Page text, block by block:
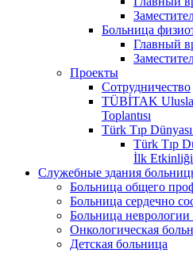
Больница
Главный
Проекты
Сотрудничество
TÜBİTAK
Toplantısı
Türk Tıp
Türk Tıp
İlk Etkinliği
Служебные здания
Больница общего
Больница сердечно
Больница
Онкологическая
Детская больница